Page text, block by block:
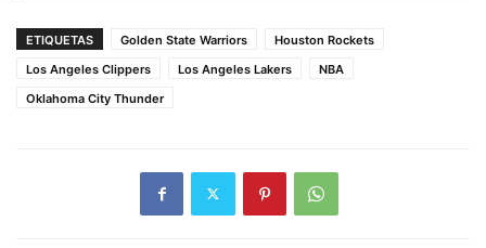
ETIQUETAS Golden State Warriors
Houston Rockets
Los Angeles Clippers
Los Angeles Lakers
NBA
Oklahoma City Thunder